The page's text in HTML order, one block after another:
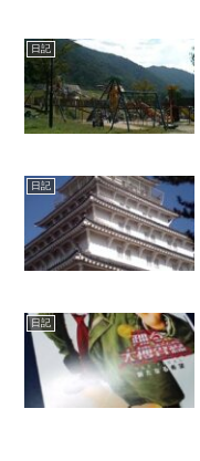
日記
日記
日記